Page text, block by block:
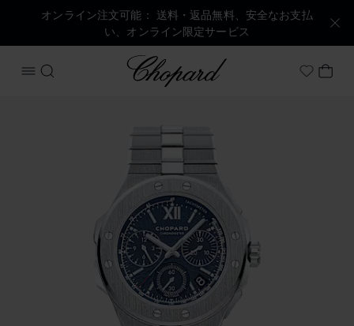
オンライン注文可能： 送料・返品無料、安全なお支払
い、オンライン限定サービス
メニューを開く
検索する
Chopard
Myマ